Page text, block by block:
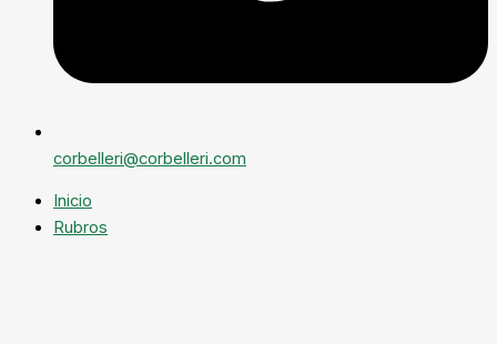
corbelleri@corbelleri.com
Inicio
Rubros